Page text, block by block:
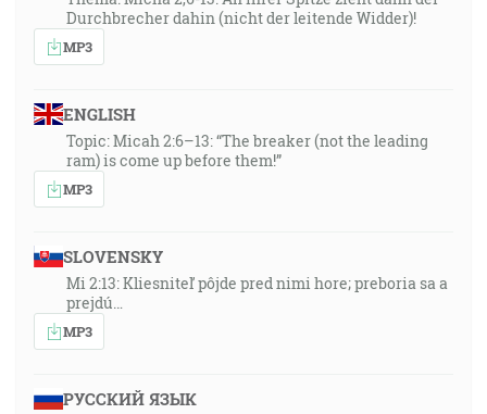
Durchbrecher dahin (nicht der leitende Widder)!
MP3
ENGLISH
Topic: Micah 2:6–13: “The breaker (not the leading
ram) is come up before them!”
MP3
SLOVENSKY
Mi 2:13: Kliesniteľ pôjde pred nimi hore; preboria sa a
prejdú…
MP3
РУССКИЙ ЯЗЫК